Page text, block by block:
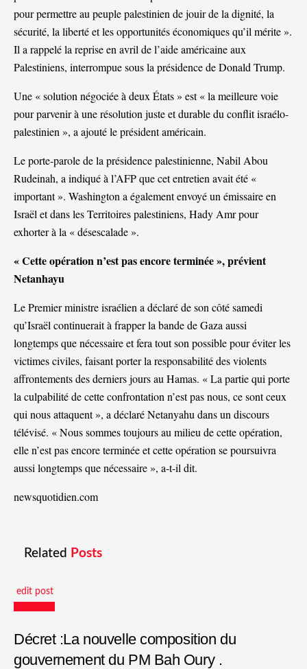
pour permettre au peuple palestinien de jouir de la dignité, la
sécurité, la liberté et les opportunités économiques qu’il mérite ».
Il a rappelé la reprise en avril de l’aide américaine aux
Palestiniens, interrompue sous la présidence de Donald Trump.
Une « solution négociée à deux États » est « la meilleure voie
pour parvenir à une résolution juste et durable du conflit israélo-
palestinien », a ajouté le président américain.
Le porte-parole de la présidence palestinienne, Nabil Abou
Rudeinah, a indiqué à l’AFP que cet entretien avait été «
important ». Washington a également envoyé un émissaire en
Israël et dans les Territoires palestiniens, Hady Amr pour
exhorter à la « désescalade ».
« Cette opération n’est pas encore terminée », prévient
Netanhayu
Le Premier ministre israélien a déclaré de son côté samedi
qu’Israël continuerait à frapper la bande de Gaza aussi
longtemps que nécessaire et fera tout son possible pour éviter les
victimes civiles, faisant porter la responsabilité des violents
affrontements des derniers jours au Hamas. « La partie qui porte
la culpabilité de cette confrontation n’est pas nous, ce sont ceux
qui nous attaquent », a déclaré Netanyahu dans un discours
télévisé. « Nous sommes toujours au milieu de cette opération,
elle n’est pas encore terminée et cette opération se poursuivra
aussi longtemps que nécessaire », a-t-il dit.
newsquotidien.com
Related Posts
edit post
Décret :La nouvelle composition du
gouvernement du PM Bah Oury .